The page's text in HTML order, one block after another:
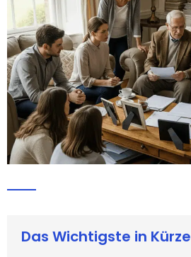
Das Wichtigste in Kürze